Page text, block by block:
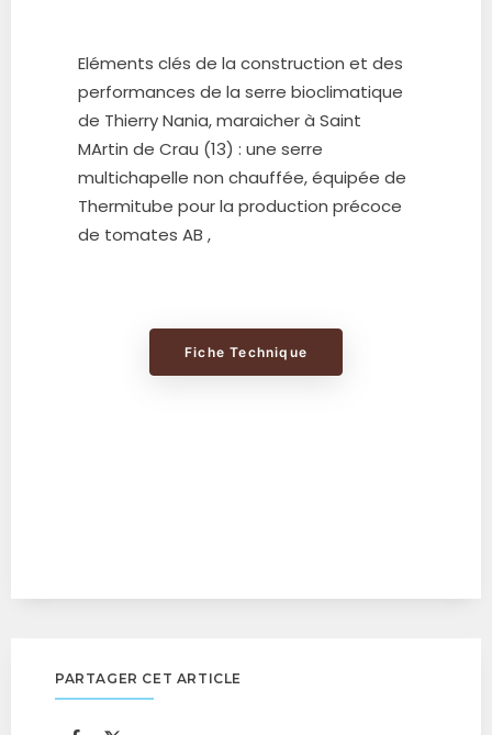
Eléments clés de la construction et des
performances de la serre bioclimatique
de Thierry Nania, maraicher à Saint
MArtin de Crau (13) : une serre
multichapelle non chauffée, équipée de
Thermitube pour la production précoce
de tomates AB ,
Fiche Technique
PARTAGER CET ARTICLE